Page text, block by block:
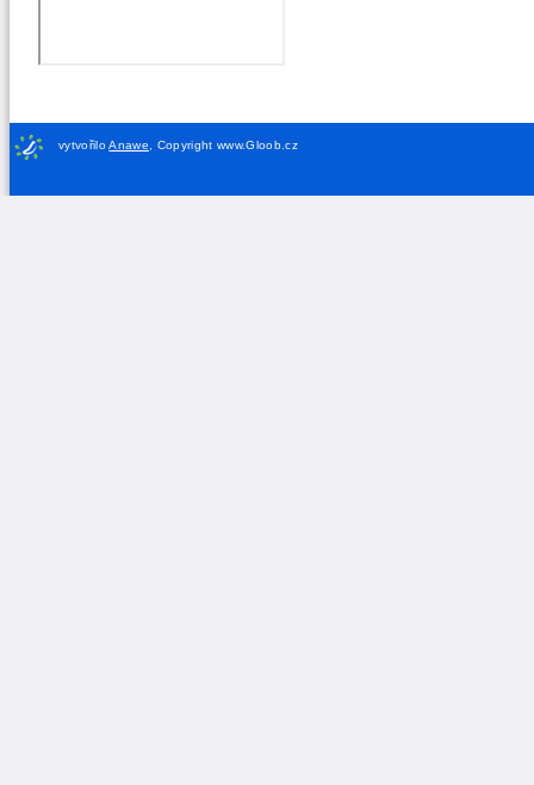
vytvořiloAnawe Copyright www.Gloob.cz